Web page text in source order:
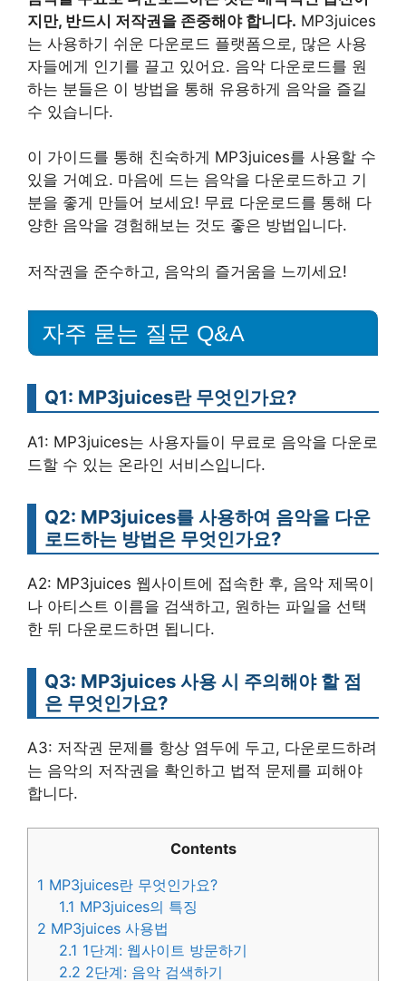
지만, 반드시 저작권을 존중해야 합니다. MP3juices
는 사용하기 쉬운 다운로드 플랫폼으로, 많은 사용
자들에게 인기를 끌고 있어요. 음악 다운로드를 원
하는 분들은 이 방법을 통해 유용하게 음악을 즐길
수 있습니다.
이 가이드를 통해 친숙하게 MP3juices를 사용할 수
있을 거예요. 마음에 드는 음악을 다운로드하고 기
분을 좋게 만들어 보세요! 무료 다운로드를 통해 다
양한 음악을 경험해보는 것도 좋은 방법입니다.
저작권을 준수하고, 음악의 즐거움을 느끼세요!
자주 묻는 질문 Q&A
Q1: MP3juices란 무엇인가요?
A1: MP3juices는 사용자들이 무료로 음악을 다운로
드할 수 있는 온라인 서비스입니다.
Q2: MP3juices를 사용하여 음악을 다운
로드하는 방법은 무엇인가요?
A2: MP3juices 웹사이트에 접속한 후, 음악 제목이
나 아티스트 이름을 검색하고, 원하는 파일을 선택
한 뒤 다운로드하면 됩니다.
Q3: MP3juices 사용 시 주의해야 할 점
은 무엇인가요?
A3: 저작권 문제를 항상 염두에 두고, 다운로드하려
는 음악의 저작권을 확인하고 법적 문제를 피해야
합니다.
Contents
1 MP3juices란 무엇인가요?
1.1 MP3juices의 특징
2 MP3juices 사용법
2.1 1단계: 웹사이트 방문하기
2.2 2단계: 음악 검색하기